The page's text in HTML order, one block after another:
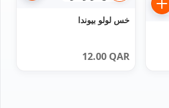
خس لولو بيوندا
12.00 QAR